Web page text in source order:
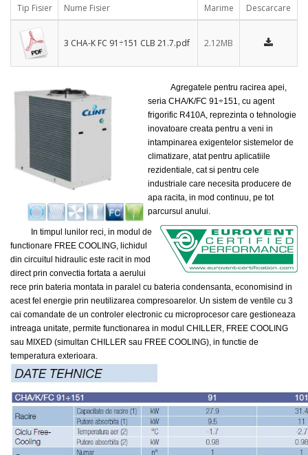
Tip Fisier Nume Fisier Marime Descarcare
3 CHA-K FC 91÷151 CLB 21.7.pdf 2.12MB
Agregatele pentru racirea apei,
seria CHA/K/FC 91÷151, cu agent
frigorific R410A, reprezinta o tehnologie
inovatoare creata pentru a veni in
intampinarea exigentelor sistemelor de
climatizare, atat pentru aplicatiile
rezidentiale, cat si pentru cele
industriale care necesita producere de
apa racita, in mod continuu, pe tot
parcursul anului.
In timpul lunilor reci, in modul de
functionare FREE COOLING, lichidul
din circuitul hidraulic este racit in mod
direct prin convectia fortata a aerului
rece prin bateria montata in paralel cu bateria condensanta, economisind in
acest fel energie prin neutilizarea compresoarelor. Un sistem de ventile cu 3
cai comandate de un controler electronic cu microprocesor care gestioneaza
intreaga unitate, permite functionarea in modul CHILLER, FREE COOLING
sau MIXED (simultan CHILLER sau FREE COOLING), in functie de
temperatura exterioara.